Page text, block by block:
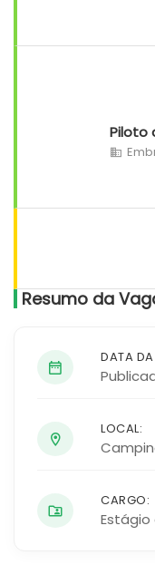
Piloto
Resumo da
DATA
LOCAL:
CARGO: